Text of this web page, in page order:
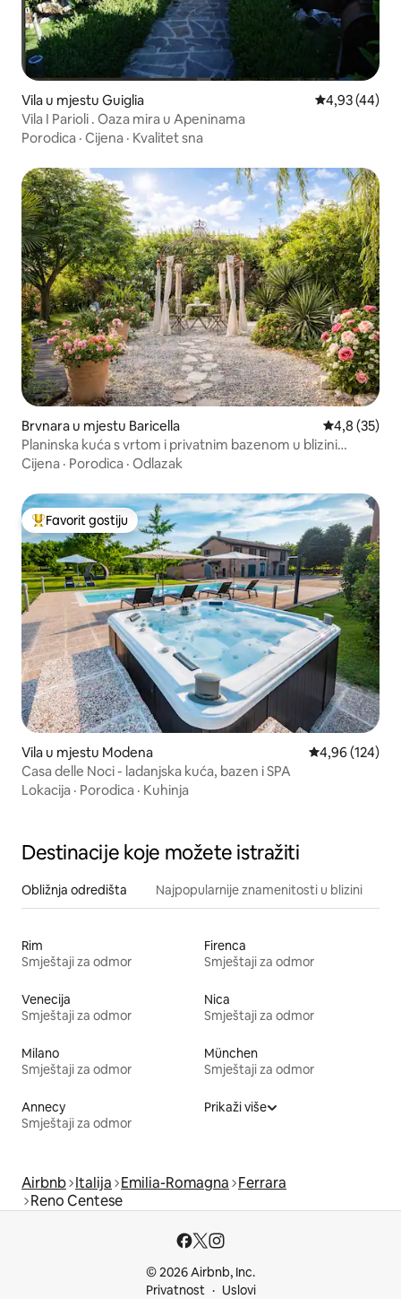
Vila u mjestu Guiglia Prosječna
4,93 (44)
Vila I Parioli . Oaza mira u Apeninama
Porodica · Cijena · Kvalitet sna
Brvnara u mjestu Baricella Prosječna
4,8 (35)
Planinska kuća s vrtom i privatnim bazenom u blizini
Bologne
Cijena · Porodica · Odlazak
Glavni favorit gostiju
Favorit gostiju
Vila u mjestu Modena Prosječna
4,96 (124)
Casa delle Noci - ladanjska kuća, bazen i SPA
Lokacija · Porodica · Kuhinja
Destinacije koje možete istražiti
Obližnja odredišta Najpopularnije znamenitosti u blizini
Rim
Smještaji za odmor
Firenca
Smještaji za odmor
Venecija
Smještaji za odmor
Nica
Smještaji za odmor
Milano
Smještaji za odmor
München
Smještaji za odmor
Annecy
Smještaji za odmor
Prikaži više
Airbnb Italija Emilia-Romagna Ferrara
Reno Centese
© 2026 Airbnb, Inc.
Privatnost
Uslovi